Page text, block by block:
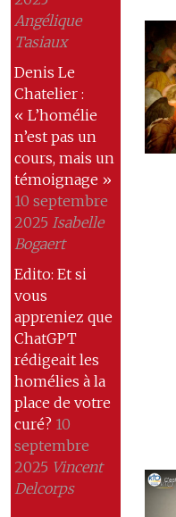
Angélique
Tasiaux
Denis Le
Chatelier :
« L’homélie
n’est pas un
cours, mais un
témoignage »
10 septembre
2025 Isabelle
Bogaert
Edito: Et si
vous
appreniez que
ChatGPT
rédigeait les
homélies à la
place de votre
curé? 10
septembre
2025 Vincent
Delcorps